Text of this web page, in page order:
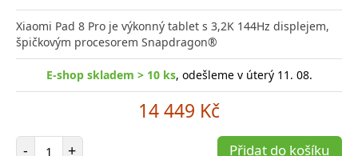
Xiaomi Pad 8 Pro je výkonný tablet s 3,2K 144Hz displejem,
špičkovým procesorem Snapdragon®
E-shop skladem > 10 ks, odešleme v úterý 11. 08.
14 449 Kč
- Počet položek
+ Přidat do košíku